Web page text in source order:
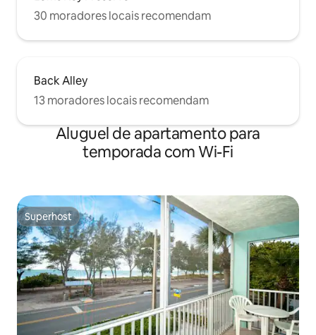
30 moradores locais recomendam
Back Alley
13 moradores locais recomendam
Aluguel de apartamento para
temporada com Wi-Fi
Superhost
Superhost